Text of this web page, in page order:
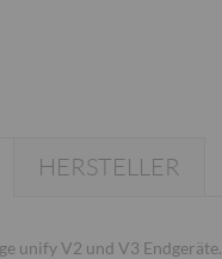
HERSTELLER
unify V2 und V3 Endgeräte.